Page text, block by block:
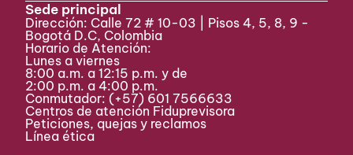
Sede principal
Dirección: Calle 72 # 10-03 | Pisos 4, 5, 8, 9 -
Bogotá D.C, Colombia
Horario de Atención:
Lunes a viernes
8:00 a.m. a 12:15 p.m. y de
2:00 p.m. a 4:00 p.m.
Conmutador: (+57) 601 7566633
Centros de atención Fiduprevisora
Peticiones, quejas y reclamos
Línea ética